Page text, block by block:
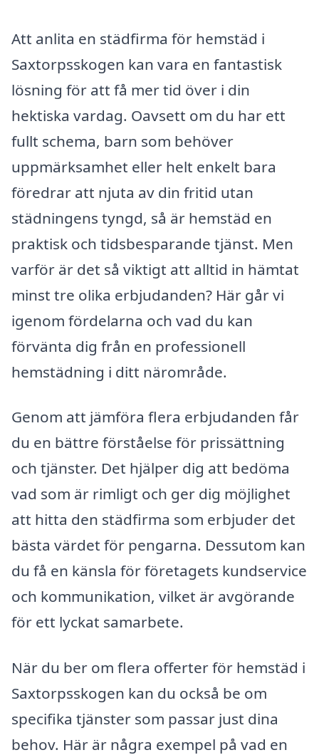
Att anlita en städfirma för hemstäd i
Saxtorpsskogen kan vara en fantastisk
lösning för att få mer tid över i din
hektiska vardag. Oavsett om du har ett
fullt schema, barn som behöver
uppmärksamhet eller helt enkelt bara
föredrar att njuta av din fritid utan
städningens tyngd, så är hemstäd en
praktisk och tidsbesparande tjänst. Men
varför är det så viktigt att alltid in hämtat
minst tre olika erbjudanden? Här går vi
igenom fördelarna och vad du kan
förvänta dig från en professionell
hemstädning i ditt närområde.
Genom att jämföra flera erbjudanden får
du en bättre förståelse för prissättning
och tjänster. Det hjälper dig att bedöma
vad som är rimligt och ger dig möjlighet
att hitta den städfirma som erbjuder det
bästa värdet för pengarna. Dessutom kan
du få en känsla för företagets kundservice
och kommunikation, vilket är avgörande
för ett lyckat samarbete.
När du ber om flera offerter för hemstäd i
Saxtorpsskogen kan du också be om
specifika tjänster som passar just dina
behov. Här är några exempel på vad en